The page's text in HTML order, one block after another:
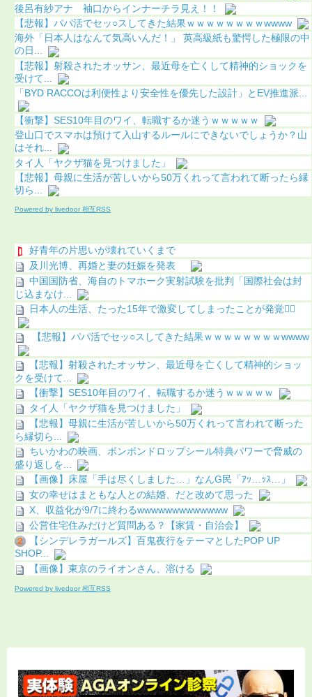
後呂有紗アナ 袖口からインナーチラ見え！！
【悲報】パパ活でセッ○スしてきた結果ｗｗｗｗｗｗｗｗwwww
海外「日本人はなんて気高いんだ！」 英高級紙も驚愕した極限の中
の日...
【悲報】射殺されたオッサン、最近母を亡くして精神的ショックを
受けて...
「BYD RACCOは利便性より安全性を優先した設計」とEV推進派...
【衝撃】SES10年目のワイ、転職するか迷うｗｗｗｗｗ
登山口でスマホは預けて入山するルールにできないでしょうか？山
はそれ...
タイ人「ヤクザ猫を見つけました」
【悲報】母親に生活が苦しいから50万くれって言われて断ったら縁
切ら...
Powered by livedoor 相互RSS
好青年の片思いが壊れていくまで
及川光博、再婚と妻の妊娠を発表
中国国防省、海自のトマホーク実射試験を批判「国際社会は封
じ込まなけ...
日本人の生活、たった15年で激変してしまったことが発覚🤦‍♂
【悲報】パパ活でセッ○スしてきた結果ｗｗｗｗｗｗｗｗwwww
【悲報】射殺されたオッサン、最近母を亡くして精神的ショッ
クを受けて...
【衝撃】SES10年目のワイ、転職するか迷うｗｗｗｗｗ
タイ人「ヤクザ猫を見つけました」
【悲報】母親に生活が苦しいから50万くれって言われて断った
ら縁切ら...
ちいかわの映画、ボンボンドロップシール特典パワーで脅威の
盛り返しを...
【画像】床屋「手は尽くしました…」なんG民「ｱｯ…ｯｽ…」
女の幸せはまともな人との結婚、だと改めて思った
X、収益化が9/7に終わるwwwwwwwwwwwww
公営住宅住みだけど質問ある？【家賃・自治会】
【シンデレラガールズ】百鬼夜行をテーマとしたPOP UP
SHOP...
【画像】東京のライオンさん、溶ける
Powered by livedoor 相互RSS